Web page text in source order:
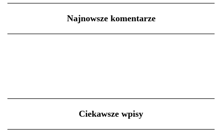
Najnowsze komentarze
Ciekawsze wpisy